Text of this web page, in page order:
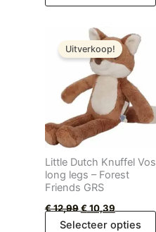
Uitverkoop!
Little Dutch Knuffel Vos
long legs – Forest
Friends GRS
€12,99
Oorspronkelijke
prijs
was:
€ 12,99.
€10,39
Huidige
prijs
is:
€ 10,39.
Selecteer opties